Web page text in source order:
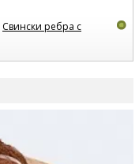
Свински ребра с